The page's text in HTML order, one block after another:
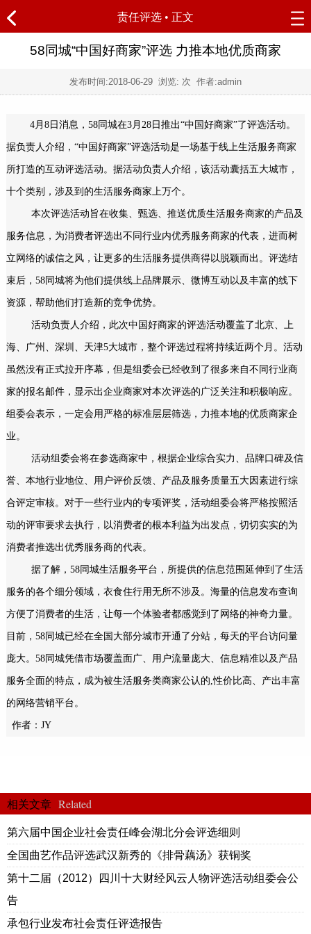
责任评选 • 正文
58同城“中国好商家”评选 力推本地优质商家
发布时间:2018-06-29 浏览: 次 作者:admin
4月8日消息，58同城在3月28日推出“中国好商家”了评选活动。
据负责人介绍，“中国好商家”评选活动是一场基于线上生活服务商家
所打造的互动评选活动。据活动负责人介绍，该活动囊括五大城市，
十个类别，涉及到的生活服务商家上万个。
本次评选活动旨在收集、甄选、推送优质生活服务商家的产品及
服务信息，为消费者评选出不同行业内优秀服务商家的代表，进而树
立网络的诚信之风，让更多的生活服务提供商得以脱颖而出。评选结
束后，58同城将为他们提供线上品牌展示、微博互动以及丰富的线下
资源，帮助他们打造新的竞争优势。
活动负责人介绍，此次中国好商家的评选活动覆盖了北京、上
海、广州、深圳、天津5大城市，整个评选过程将持续近两个月。活动
虽然没有正式拉开序幕，但是组委会已经收到了很多来自不同行业商
家的报名邮件，显示出企业商家对本次评选的广泛关注和积极响应。
组委会表示，一定会用严格的标准层层筛选，力推本地的优质商家企
业。
活动组委会将在参选商家中，根据企业综合实力、品牌口碑及信
誉、本地行业地位、用户评价反馈、产品及服务质量五大因素进行综
合评定审核。对于一些行业内的专项评奖，活动组委会将严格按照活
动的评审要求去执行，以消费者的根本利益为出发点，切切实实的为
消费者推选出优秀服务商的代表。
据了解，58同城生活服务平台，所提供的信息范围延伸到了生活
服务的各个细分领域，衣食住行用无所不涉及。海量的信息发布查询
方便了消费者的生活，让每一个体验者都感觉到了网络的神奇力量。
目前，58同城已经在全国大部分城市开通了分站，每天的平台访问量
庞大。58同城凭借市场覆盖面广、用户流量庞大、信息精准以及产品
服务全面的特点，成为被生活服务类商家公认的,性价比高、产出丰富
的网络营销平台。
作者：JY
相关文章 Related
第六届中国企业社会责任峰会湖北分会评选细则
全国曲艺作品评选武汉新秀的《排骨藕汤》获铜奖
第十二届（2012）四川十大财经风云人物评选活动组委会公
告
承包行业发布社会责任评选报告